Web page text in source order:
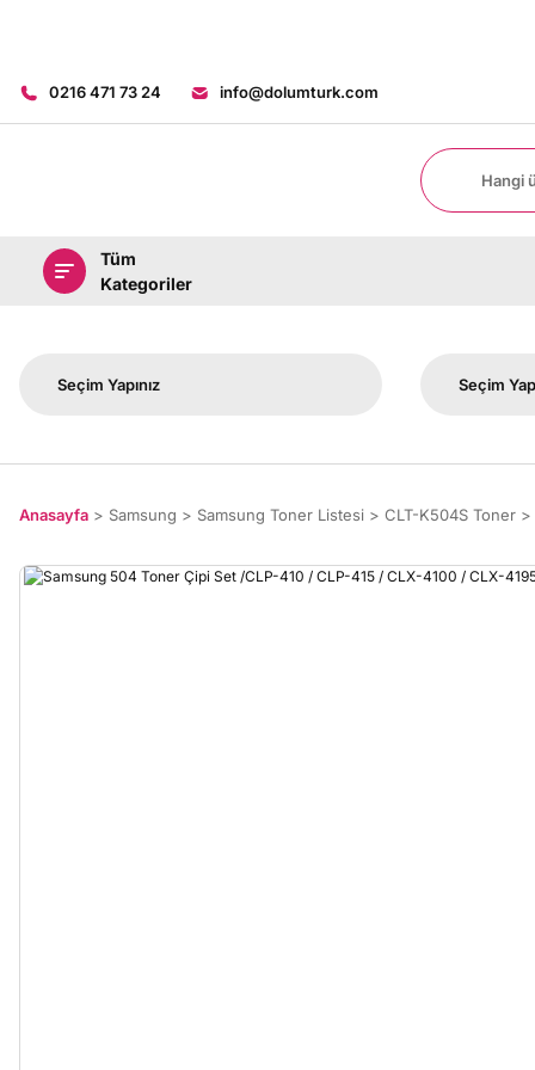
0216 471 73 24 info@dolumturk.com
Tüm
Kategoriler
Anasayfa Samsung Samsung Toner Listesi CLT-K504S Toner